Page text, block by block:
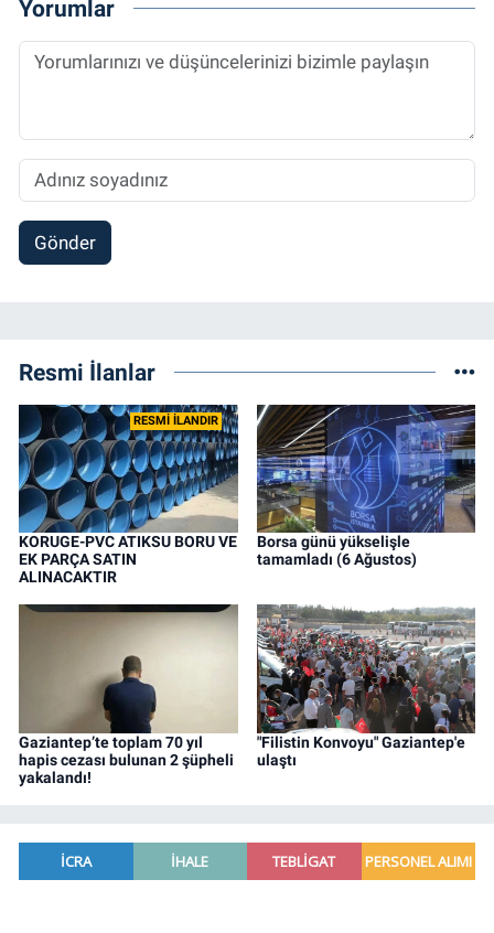
Spor, Sağlık ve Ekonomi Editörü olarak
sürdürmektedir.
Yorumlar
Gönder
Resmi İlanlar
RESMİ İLANDIR
KORUGE-PVC ATIKSU BORU VE
EK PARÇA SATIN
ALINACAKTIR
Borsa günü yükselişle
tamamladı (6 Ağustos)
Gaziantep’te toplam 70 yıl
hapis cezası bulunan 2 şüpheli
yakalandı!
"Filistin Konvoyu" Gaziantep'e
ulaştı